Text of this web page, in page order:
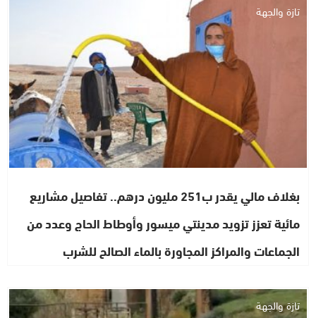
تازة والجهة
بغلاف مالي يقدر ب251 مليون درهم.. تفاصيل مشاريع
مائية تعزز تزويد مدينتي ميسور وأوطاط الحاج وعدد من
الجماعات والمراكز المجاورة بالماء الصالح للشرب
تازة والجهة